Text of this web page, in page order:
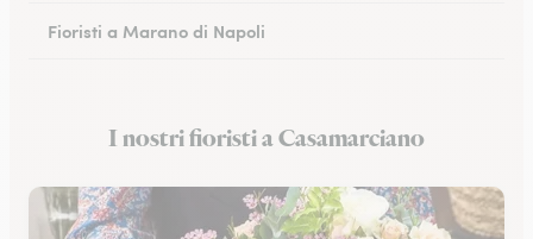
Fioristi a Marano di Napoli
Fioristi a Castellammare di Stabia
I nostri fioristi a Casamarciano